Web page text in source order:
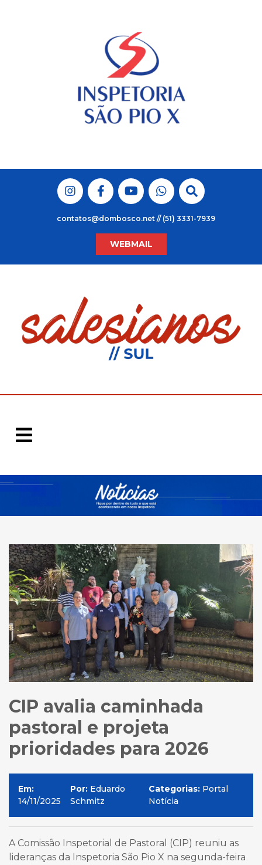
contatos@dombosco.net // (51) 3331-7939
WEBMAIL
CIP avalia caminhada
pastoral e projeta
prioridades para 2026
Em:
14/11/2025
Por: Eduardo
Schmitz
Categorias: Portal
Notícia
A Comissão Inspetorial de Pastoral (CIP) reuniu as
lideranças da Inspetoria São Pio X na segunda-feira